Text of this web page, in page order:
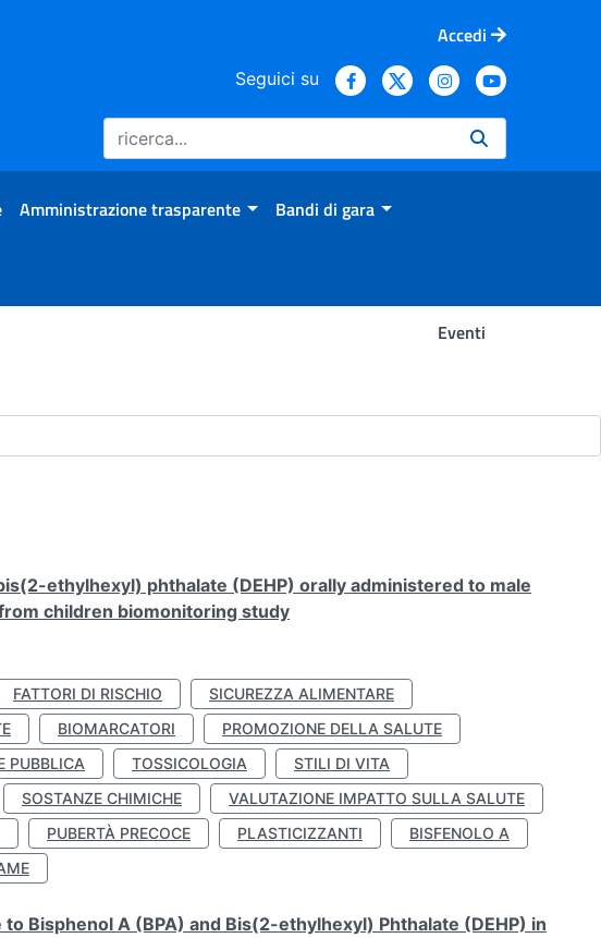
Accedi
Seguici su
Amministrazione trasparente Bandi di gara
Eventi
ethylhexyl) phthalate (DEHP) orally administered to male
children biomonitoring study
FATTORI DI RISCHIO
SICUREZZA ALIMENTARE
BIOMARCATORI
PROMOZIONE DELLA SALUTE
PUBBLICA TOSSICOLOGIA
STILI DI VITA
SOSTANZE CHIMICHE
VALUTAZIONE IMPATTO SULLA SALUTE
PUBERTÀ PRECOCE PLASTICIZZANTI
BISFENOLO A
Bisphenol A (BPA) and Bis(2-ethylhexyl) Phthalate (DEHP) in